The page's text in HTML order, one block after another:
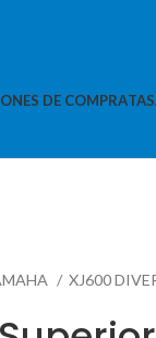
DE COMPRA
XJ600